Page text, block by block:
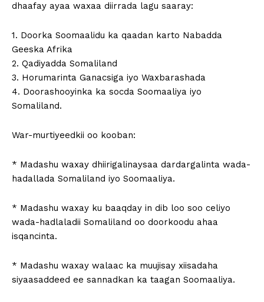
dhaafay ayaa waxaa diirrada lagu saaray:
1. Doorka Soomaalidu ka qaadan karto Nabadda
Geeska Afrika
2. Qadiyadda Somaliland
3. Horumarinta Ganacsiga iyo Waxbarashada
4. Doorashooyinka ka socda Soomaaliya iyo
Somaliland.
War-murtiyeedkii oo kooban:
* Madashu waxay dhiirigalinaysaa dardargalinta wada-
hadallada Somaliland iyo Soomaaliya.
* Madashu waxay ku baaqday in dib loo soo celiyo
wada-hadlaladii Somaliland oo doorkoodu ahaa
isqancinta.
* Madashu waxay walaac ka muujisay xiisadaha
siyaasaddeed ee sannadkan ka taagan Soomaaliya.